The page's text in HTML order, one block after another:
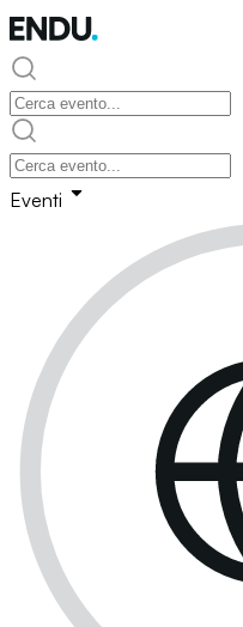
Eventi